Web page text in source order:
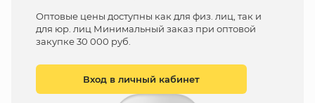
Оптовые цены доступны как для физ. лиц, так и
для юр. лиц Минимальный заказ при оптовой
закупке 30 000 руб.
Вход в личный кабинет